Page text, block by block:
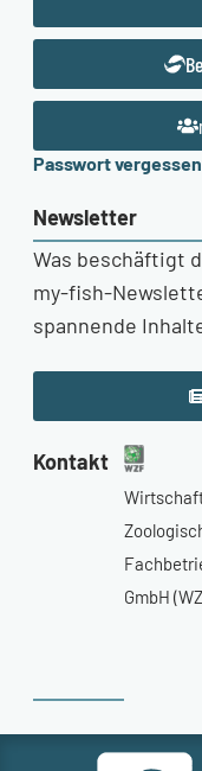
Passwort
Newsletter
Was beschäftigt
my-fish-
spannende
Kontakt
GmbH